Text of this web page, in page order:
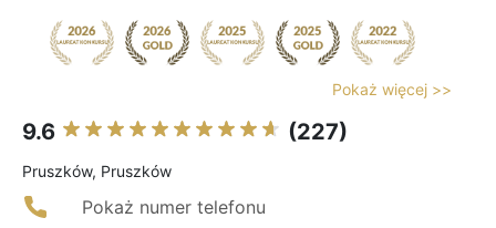
Pokaż więcej >>
9.6 (227)
Pruszków, Pruszków
Pokaż numer telefonu